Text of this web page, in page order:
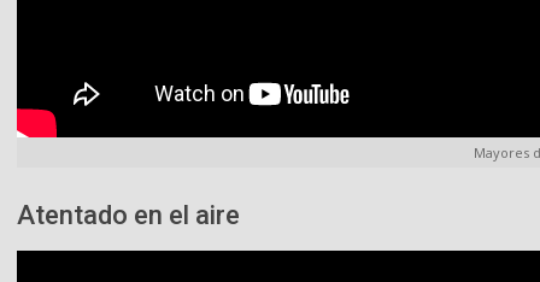
Mayores
Atentado en el aire